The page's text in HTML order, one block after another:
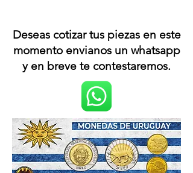
Deseas cotizar tus piezas en este
momento envianos un whatsapp
y en breve te contestaremos.